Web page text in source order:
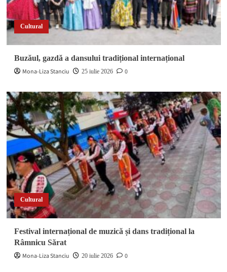
Cultural
Buzăul, gazdă a dansului tradițional internațional
Mona-Liza Stanciu
25 iulie 2026 0
Cultural
Festival internațional de muzică și dans tradițional la
Râmnicu Sărat
Mona-Liza Stanciu
20 iulie 2026 0